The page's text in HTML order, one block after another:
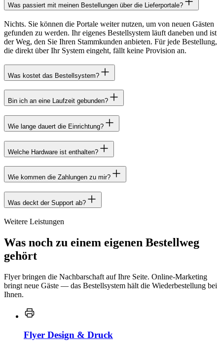
Was passiert mit meinen Bestellungen über die Lieferportale?
Nichts. Sie können die Portale weiter nutzen, um von neuen Gästen
gefunden zu werden. Ihr eigenes Bestellsystem läuft daneben und ist
der Weg, den Sie Ihren Stammkunden anbieten. Für jede Bestellung,
die direkt über Ihr System eingeht, fällt keine Provision an.
Was kostet das Bestellsystem?
Bin ich an eine Laufzeit gebunden?
Wie lange dauert die Einrichtung?
Welche Hardware ist enthalten?
Wie kommen die Zahlungen zu mir?
Was deckt der Support ab?
Weitere Leistungen
Was noch zu einem eigenen Bestellweg
gehört
Flyer bringen die Nachbarschaft auf Ihre Seite. Online-Marketing
bringt neue Gäste — das Bestellsystem hält die Wiederbestellung bei
Ihnen.
Flyer Design & Druck